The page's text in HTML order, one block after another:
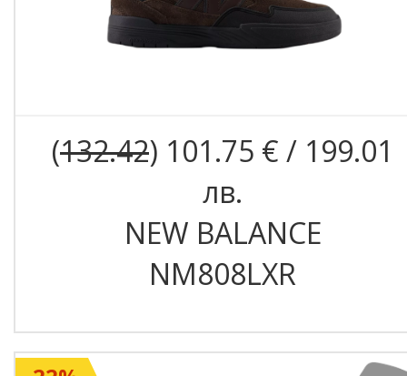
(132.42) 101.75 € / 199.01
лв.
NEW BALANCE
NM808LXR